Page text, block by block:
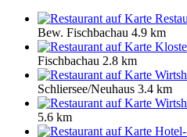
Bew. Fischbachau 4.9 km
Fischbachau 2.8 km
Schliersee/Neuhaus 3.4 km
5.6 km